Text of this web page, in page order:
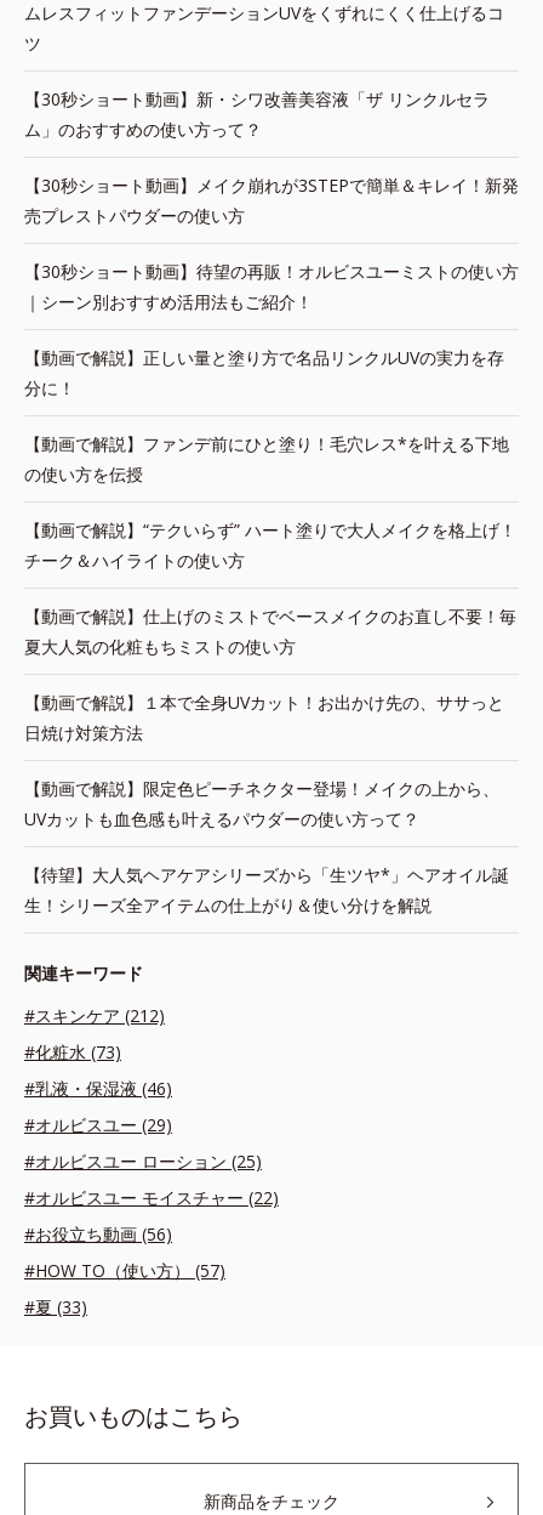
ムレスフィットファンデーションUVをくずれにくく仕上げるコ
ツ
【30秒ショート動画】新・シワ改善美容液「ザ リンクルセラ
ム」のおすすめの使い方って？
【30秒ショート動画】メイク崩れが3STEPで簡単＆キレイ！新発
売プレストパウダーの使い方
【30秒ショート動画】待望の再販！オルビスユーミストの使い方
｜シーン別おすすめ活用法もご紹介！
【動画で解説】正しい量と塗り方で名品リンクルUVの実力を存
分に！
【動画で解説】ファンデ前にひと塗り！毛穴レス*を叶える下地
の使い方を伝授
【動画で解説】“テクいらず” ハート塗りで大人メイクを格上げ！
チーク＆ハイライトの使い方
【動画で解説】仕上げのミストでベースメイクのお直し不要！毎
夏大人気の化粧もちミストの使い方
【動画で解説】１本で全身UVカット！お出かけ先の、ササっと
日焼け対策方法
【動画で解説】限定色ピーチネクター登場！メイクの上から、
UVカットも血色感も叶えるパウダーの使い方って？
【待望】大人気ヘアケアシリーズから「生ツヤ*」ヘアオイル誕
生！シリーズ全アイテムの仕上がり＆使い分けを解説
関連キーワード
#スキンケア (212)
#化粧水 (73)
#乳液・保湿液 (46)
#オルビスユー (29)
#オルビスユー ローション (25)
#オルビスユー モイスチャー (22)
#お役立ち動画 (56)
#HOW TO（使い方） (57)
#夏 (33)
お買いものはこちら
新商品をチェック